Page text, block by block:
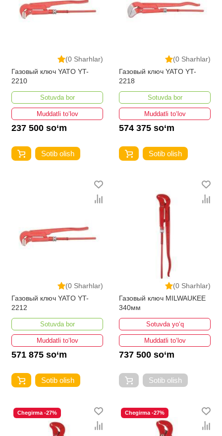
(0 Sharhlar)
Газовый ключ YATO YT-
2210
Sotuvda bor
Muddatli to‘lov
237 500 so‘m
Sotib olish
(0 Sharhlar)
Газовый ключ YATO YT-
2218
Sotuvda bor
Muddatli to‘lov
574 375 so‘m
Sotib olish
(0 Sharhlar)
Газовый ключ YATO YT-
2212
Sotuvda bor
Muddatli to‘lov
571 875 so‘m
Sotib olish
(0 Sharhlar)
Газовый ключ MILWAUKEE
340мм
Sotuvda yo‘q
Muddatli to‘lov
737 500 so‘m
Sotib olish
Chegirma -27% Chegirma -27%